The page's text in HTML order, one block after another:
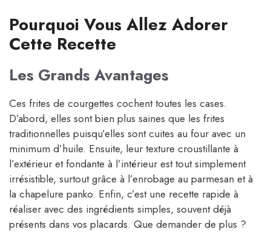
Pourquoi Vous Allez Adorer
Cette Recette
Les Grands Avantages
Ces frites de courgettes cochent toutes les cases.
D’abord, elles sont bien plus saines que les frites
traditionnelles puisqu’elles sont cuites au four avec un
minimum d’huile. Ensuite, leur texture croustillante à
l’extérieur et fondante à l’intérieur est tout simplement
irrésistible, surtout grâce à l’enrobage au parmesan et à
la chapelure panko. Enfin, c’est une recette rapide à
réaliser avec des ingrédients simples, souvent déjà
présents dans vos placards. Que demander de plus ?